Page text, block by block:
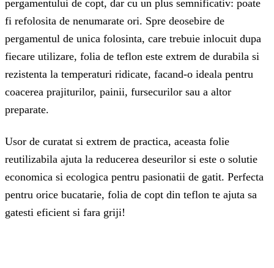
pergamentului de copt, dar cu un plus semnificativ: poate
fi refolosita de nenumarate ori. Spre deosebire de
pergamentul de unica folosinta, care trebuie inlocuit dupa
fiecare utilizare, folia de teflon este extrem de durabila si
rezistenta la temperaturi ridicate, facand-o ideala pentru
coacerea prajiturilor, painii, fursecurilor sau a altor
preparate.
Usor de curatat si extrem de practica, aceasta folie
reutilizabila ajuta la reducerea deseurilor si este o solutie
economica si ecologica pentru pasionatii de gatit. Perfecta
pentru orice bucatarie, folia de copt din teflon te ajuta sa
gatesti eficient si fara griji!